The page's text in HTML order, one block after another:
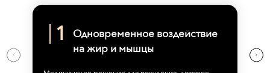
Одновременное воздействие
на жир и мышцы